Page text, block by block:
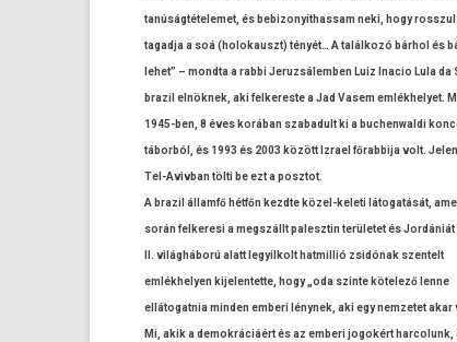
tanúság­tételemet, és be­bizonyít­hassam neki, hogy rosszul
tagad­ja a soá (holokauszt) tényét… A találkozó bárhol és
lehet” – mondta a rabbi Jeruz­sálemb­en Luiz In­acio Lula da
brazil elnöknek, aki fel­keres­te a Jad Vasem em­lék­helyet.
1945-ben, 8 éves korában szabadult ki a buc­henwal­di
táborból, és 1993 és 2003 között Iz­rael főrab­bija volt.
Tel-Avivban tölti be ezt a posztot.
A brazil államfő hétfőn kezdte közel-keleti látogatását,
során fel­keresi a megszállt palesztin területet és Jordániát
II. világháború alatt legyil­kolt hat­millió zsidónak szen­telt
em­lék­hely­en kijelen­tette, hogy „oda szin­te kötelező lenne
el­látogat­nia mind­en em­beri lénynek, aki egy nem­zetet akar
Mi, akik a de­mok­ráciáért és az em­beri jogokért har­colunk,